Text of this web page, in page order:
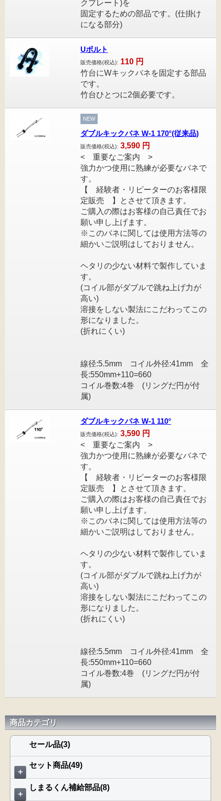
クプレート)を
固定するための部品です。(仕掛け
になる部分)
Uボルト
販売価格(税込): 110 円
竹台にWキックバネを固定する部品
です。
竹台ひとつに2個必要です。
NEW
ダブルキックバネ W-1 170°(従来品)
販売価格(税込): 3,590 円
< 重要なご案内 >
強力かつ使用に熟練が必要なバネで
す。
【 経験者・リピーターのお客様限
定販売 】とさせて頂きます。
ご購入の際はお客様の自己責任でお
願い申し上げます。
※このバネに関しては使用方法等の
細かいご説明はしておりません。
ヘタリの少ない材料で製作していま
す。
(コイル部がダブルで跳ね上げ力が
高い)
溶接をしない製法にこだわってこの
形になりました。
(折れにくい)
線径:5.5mm コイル外径:41mm 全
長:550mm+110=660
コイル巻数:4巻 (リングだ円が付
属)
ダブルキックバネ W-1 110°
販売価格(税込): 3,590 円
< 重要なご案内 >
強力かつ使用に熟練が必要なバネで
す。
【 経験者・リピーターのお客様限
定販売 】とさせて頂きます。
ご購入の際はお客様の自己責任でお
願い申し上げます。
※このバネに関しては使用方法等の
細かいご説明はしておりません。
ヘタリの少ない材料で製作していま
す。
(コイル部がダブルで跳ね上げ力が
高い)
溶接をしない製法にこだわってこの
形になりました。
(折れにくい)
線径:5.5mm コイル外径:41mm 全
長:550mm+110=660
コイル巻数:4巻 (リングだ円が付
属)
商品カテゴリ
セール品(3)
＋
セット商品(49)
＋
しまるくん補給部品(8)